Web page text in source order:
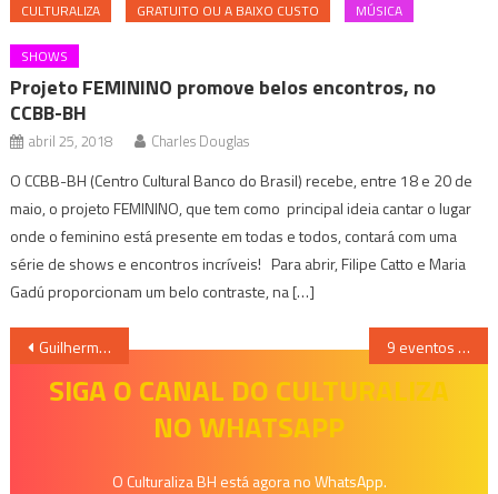
CULTURALIZA GRATUITO OU A BAIXO CUSTO MÚSICA
SHOWS
Projeto FEMININO promove belos encontros, no
CCBB-BH
abril 25, 2018 Charles Douglas
O CCBB-BH (Centro Cultural Banco do Brasil) recebe, entre 18 e 20 de
maio, o projeto FEMININO, que tem como principal ideia cantar o lugar
onde o feminino está presente em todas e todos, contará com uma
série de shows e encontros incríveis! Para abrir, Filipe Catto e Maria
Gadú proporcionam um belo contraste, na […]
Navegação
Guilherme Arantes celebra 43 anos de carreira em show no Palácio das Artes 9 eventos gratuitos ou a baixo custo neste final de semana em BH; confira
SIGA O CANAL DO CULTURALIZA
NO WHATSAPP
O Culturaliza BH está agora no WhatsApp.